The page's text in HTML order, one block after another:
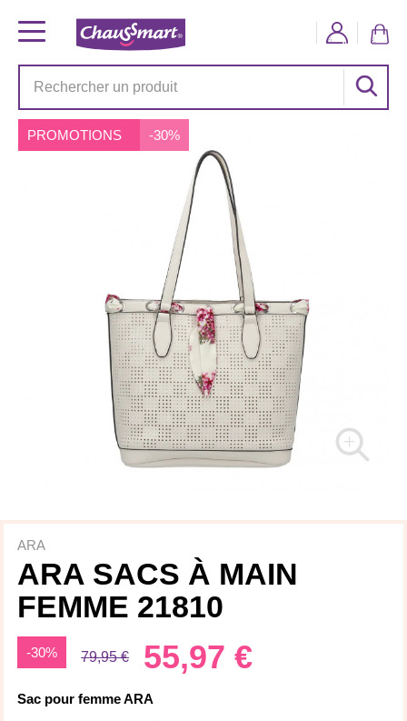
PROMOTIONS -30%
ARA
ARA SACS À MAIN
FEMME 21810
-30% 79,95 € 55,97 €
Sac pour femme ARA